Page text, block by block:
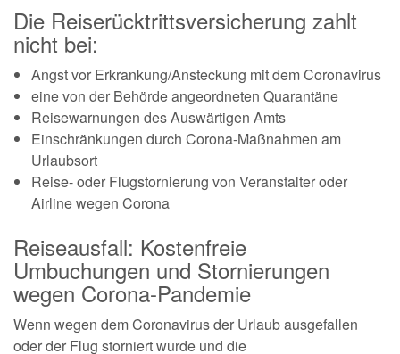
Die Reiserücktrittsversicherung zahlt
nicht bei:
Angst vor Erkrankung/Ansteckung mit dem Coronavirus
eine von der Behörde angeordneten Quarantäne
Reisewarnungen des Auswärtigen Amts
Einschränkungen durch Corona-Maßnahmen am
Urlaubsort
Reise- oder Flugstornierung von Veranstalter oder
Airline wegen Corona
Reiseausfall: Kostenfreie
Umbuchungen und Stornierungen
wegen Corona-Pandemie
Wenn wegen dem Coronavirus der Urlaub ausgefallen
oder der Flug storniert wurde und die